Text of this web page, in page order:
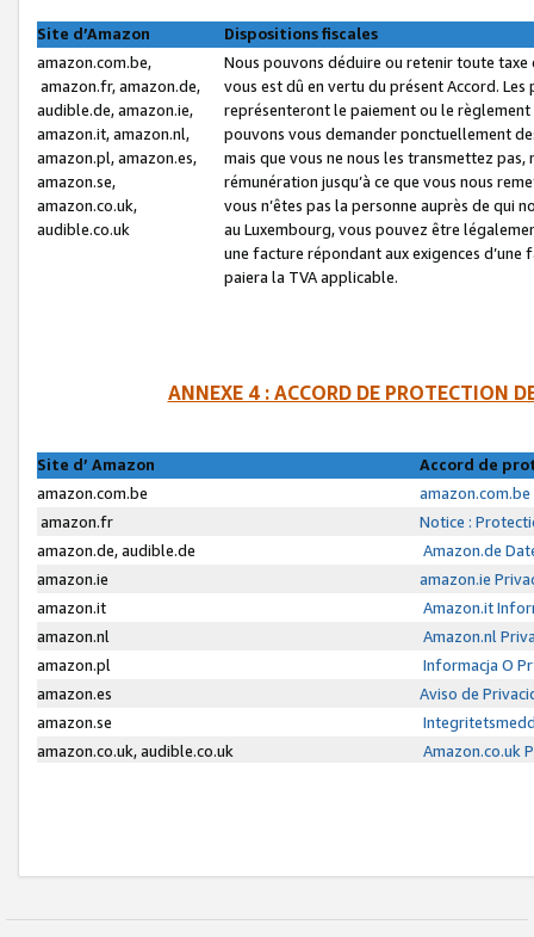
Site d’Amazon
Dispositions fiscales
amazon.com.be,
amazon.fr, amazon.de,
audible.de, amazon.ie,
amazon.it, amazon.nl,
amazon.pl, amazon.es,
amazon.se,
amazon.co.uk,
audible.co.uk
Nous pouvons déduire ou retenir toute
vous est dû en vertu du présent Accord.
représenteront le paiement ou le
pouvons vous demander ponctuellement
mais que vous ne nous les transmettez
rémunération jusqu’à ce que vous nous
vous n’êtes pas la personne auprès de qui
au Luxembourg, vous pouvez être
une facture répondant aux exigences
paiera la TVA applicable.
ANNEXE 4 : ACCORD DE PROTECTION
Site d’ Amazon
Accord de
amazon.com.be
amazon.fr
Notice :
amazon.de, audible.de
Amazon.de
amazon.ie
amazon.ie
amazon.it
Amazon.it
amazon.nl
Amazon.nl
amazon.pl
Informacja O
amazon.es
Aviso de
amazon.se
amazon.co.uk, audible.co.uk
Amazon.co.uk